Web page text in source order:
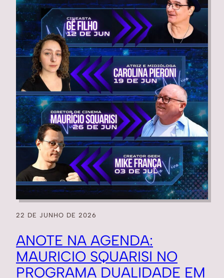
22 DE JUNHO DE 2026
ANOTE NA AGENDA:
MAURICIO SQUARISI NO
PROGRAMA DUALIDADE EM